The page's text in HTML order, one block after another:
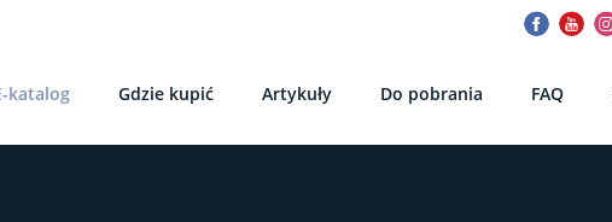
Instagram
katalog Gdzie kupić Artykuły Do pobrania FAQ